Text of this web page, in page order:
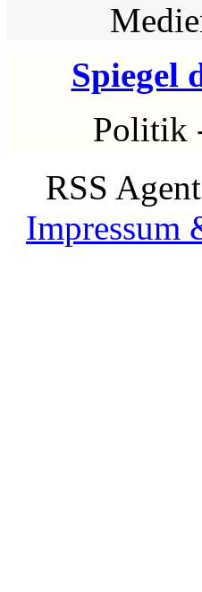
Spiegel
Politik
RSS
Impressum